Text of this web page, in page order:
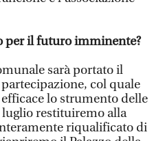
per il futuro imminente?
sarà portato il
col quale
lo strumento delle
restituiremo alla
riqualificato di